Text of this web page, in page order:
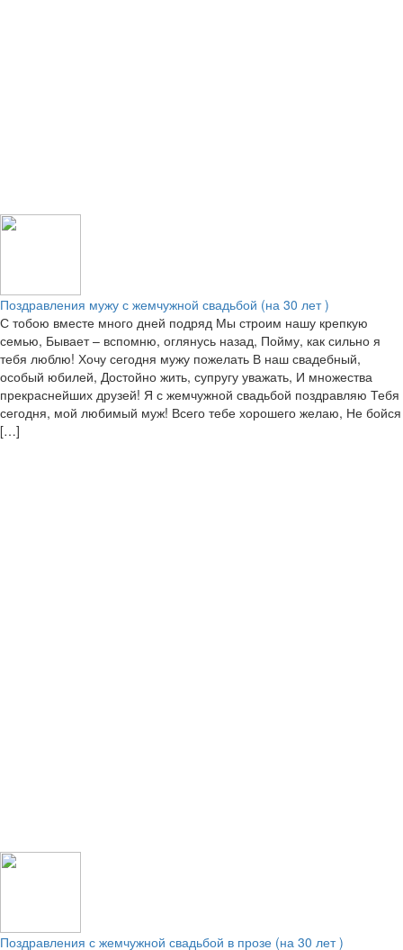
Поздравления мужу с жемчужной свадьбой (на 30 лет )
С тобою вместе много дней подряд Мы строим нашу крепкую
семью, Бывает – вспомню, оглянусь назад, Пойму, как сильно я
тебя люблю! Хочу сегодня мужу пожелать В наш свадебный,
особый юбилей, Достойно жить, супругу уважать, И множества
прекраснейших друзей! Я с жемчужной свадьбой поздравляю Тебя
сегодня, мой любимый муж! Всего тебе хорошего желаю, Не бойся
[…]
Поздравления с жемчужной свадьбой в прозе (на 30 лет )